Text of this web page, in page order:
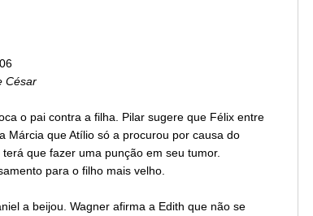
César
o pai contra a filha. Pilar sugere que Félix entre
Márcia que Atílio só a procurou por causa do
que fazer uma punção em seu tumor.
para o filho mais velho.
a beijou. Wagner afirma a Edith que não se